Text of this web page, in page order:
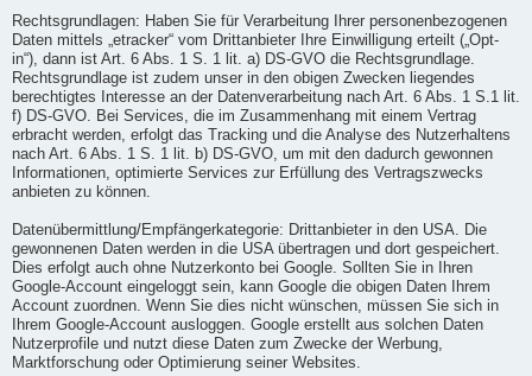
Rechtsgrundlagen: Haben Sie für Verarbeitung Ihrer personenbezogenen
Daten mittels „etracker“ vom Drittanbieter Ihre Einwilligung erteilt („Opt-
in“), dann ist Art. 6 Abs. 1 S. 1 lit. a) DS-GVO die Rechtsgrundlage.
Rechtsgrundlage ist zudem unser in den obigen Zwecken liegendes
berechtigtes Interesse an der Datenverarbeitung nach Art. 6 Abs. 1 S.1 lit.
f) DS-GVO. Bei Services, die im Zusammenhang mit einem Vertrag
erbracht werden, erfolgt das Tracking und die Analyse des Nutzerhaltens
nach Art. 6 Abs. 1 S. 1 lit. b) DS-GVO, um mit den dadurch gewonnen
Informationen, optimierte Services zur Erfüllung des Vertragszwecks
anbieten zu können.
Datenübermittlung/Empfängerkategorie: Drittanbieter in den USA. Die
gewonnenen Daten werden in die USA übertragen und dort gespeichert.
Dies erfolgt auch ohne Nutzerkonto bei Google. Sollten Sie in Ihren
Google-Account eingeloggt sein, kann Google die obigen Daten Ihrem
Account zuordnen. Wenn Sie dies nicht wünschen, müssen Sie sich in
Ihrem Google-Account ausloggen. Google erstellt aus solchen Daten
Nutzerprofile und nutzt diese Daten zum Zwecke der Werbung,
Marktforschung oder Optimierung seiner Websites.